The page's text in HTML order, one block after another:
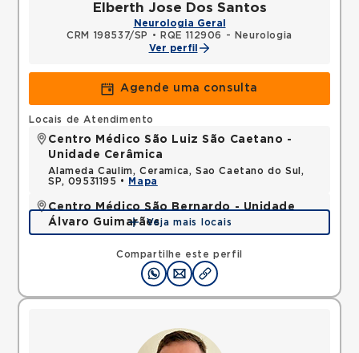
Elberth Jose Dos Santos
Neurologia Geral
CRM 198537/SP
•
RQE 112906 - Neurologia
Ver perfil
Agende uma consulta
Compartilhe este perfil
Locais de Atendimento
Centro Médico São Luiz São Caetano -
Unidade Cerâmica
Alameda Caulim, Ceramica, Sao Caetano do Sul,
SP, 09531195 •
Mapa
Centro Médico São Bernardo - Unidade
Álvaro Guimarães
Avenida Alvaro Guimaraes, Assuncao, Sao Bernardo
do Campo, SP, 09810010 •
Mapa
Veja mais locais